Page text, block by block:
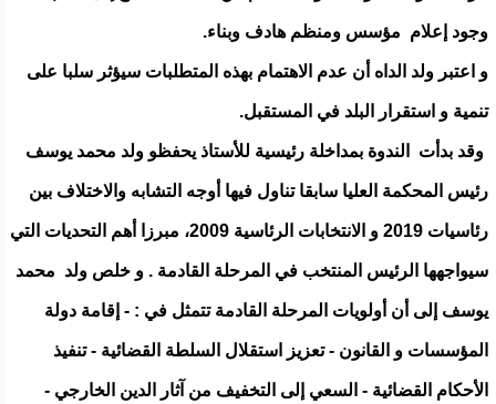
وجود إعلام مؤسس ومنظم هادف وبناء.
و اعتبر ولد الداه أن عدم الاهتمام بهذه المتطلبات سيؤثر سلبا على
تنمية و استقرار البلد في المستقبل.
وقد بدأت الندوة بمداخلة رئيسية للأستاذ يحفظو ولد محمد يوسف
رئيس المحكمة العليا سابقا تناول فيها أوجه التشابه والاختلاف بين
رئاسيات 2019 و الانتخابات الرئاسية 2009، مبرزا أهم التحديات التي
سيواجهها الرئيس المنتخب في المرحلة القادمة . و خلص ولد محمد
يوسف إلى أن أولويات المرحلة القادمة تتمثل في : - إقامة دولة
المؤسسات و القانون - تعزيز استقلال السلطة القضائية - تنفيذ
الأحكام القضائية - السعي إلى التخفيف من آثار الدين الخارجي -